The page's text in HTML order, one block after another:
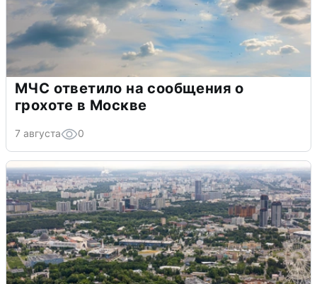
МЧС ответило на сообщения о
грохоте в Москве
7 августа 0